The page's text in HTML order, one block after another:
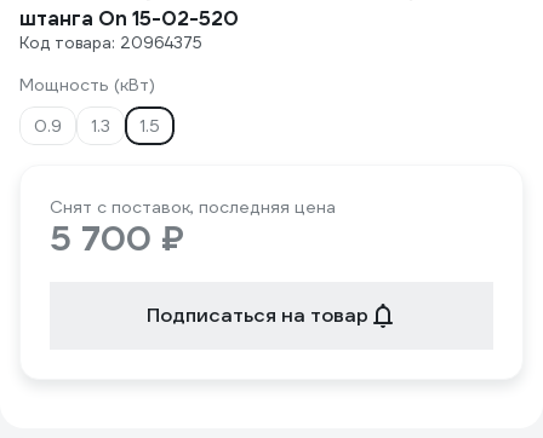
штанга On 15-02-520
Код товара: 20964375
Мощность (кВт)
0.9
1.3 1.5
Снят с поставок, последняя цена
5 700 ₽
Подписаться на товар